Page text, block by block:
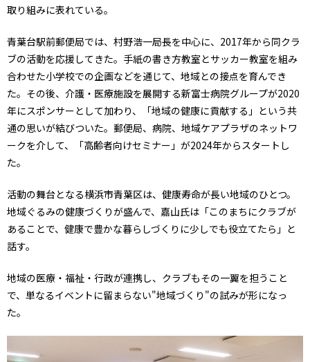
取り組みに表れている。
青葉台駅前郵便局では、村野浩一局長を中心に、2017年から同クラ
ブの活動を応援してきた。手紙の書き方教室とサッカー教室を組み
合わせた小学校での企画などを通じて、地域との接点を育んでき
た。その後、介護・医療施設を展開する新富士病院グループが2020
年にスポンサーとして加わり、「地域の健康に貢献する」という共
通の思いが結びついた。郵便局、病院、地域ケアプラザのネットワ
ークを介して、「高齢者向けセミナー」が2024年からスタートし
た。
活動の舞台となる横浜市青葉区は、健康寿命が長い地域のひとつ。
地域ぐるみの健康づくりが盛んで、嘉山氏は「このまちにクラブが
あることで、健康で豊かな暮らしづくりに少しでも役立てたら」と
話す。
地域の医療・福祉・行政が連携し、クラブもその一翼を担うこと
で、単なるイベントに留まらない"地域づくり"の試みが形になっ
た。